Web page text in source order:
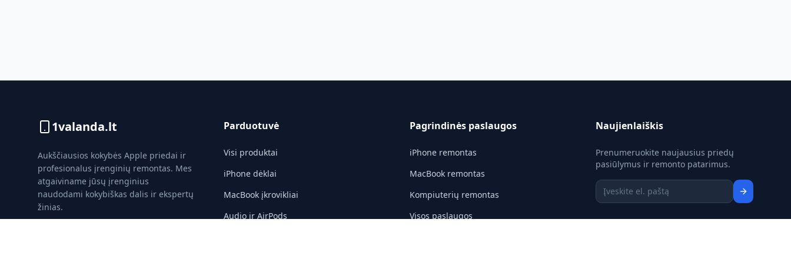
1valanda.lt
Aukščiausios kokybės Apple priedai ir
profesionalus įrenginių remontas. Mes
atgaiviname jūsų įrenginius
naudodami kokybiškas dalis ir ekspertų
žinias.
Parduotuvė
Visi produktai
iPhone dėklai
MacBook įkrovikliai
Audio ir AirPods
Pagrindinės paslaugos
iPhone remontas
MacBook remontas
Kompiuterių remontas
Visos paslaugos
Naujienlaiškis
Prenumeruokite naujausius priedų
pasiūlymus ir remonto patarimus.